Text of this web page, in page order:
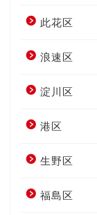
此花区
浪速区
淀川区
港区
生野区
福島区